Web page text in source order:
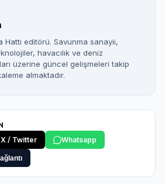
Hattı editörü. Savunma sanayii,
havacılık ve deniz
üzerine güncel gelişmeleri takip
almaktadır.
X / Twitter Whatsapp